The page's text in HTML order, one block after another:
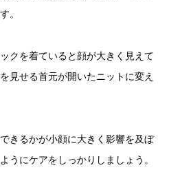
。
クを着ていると顔が大きく見えて
見せる首元が開いたニットに変え
きるかが小顔に大きく影響を及ぼ
うにケアをしっかりしましょう。